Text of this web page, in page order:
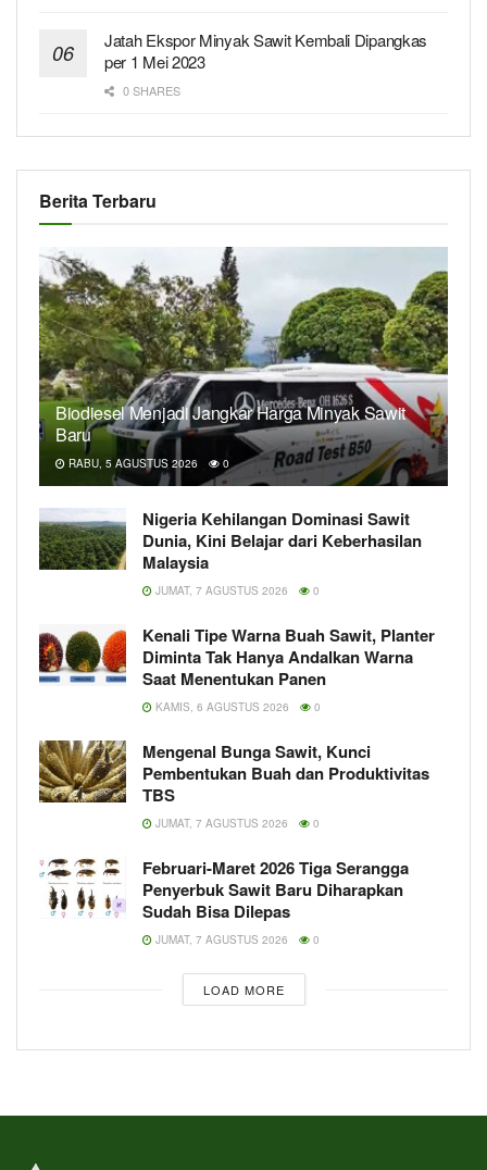
Jatah Ekspor Minyak Sawit Kembali Dipangkas
per 1 Mei 2023
0 SHARES
Berita Terbaru
Biodiesel Menjadi Jangkar Harga Minyak Sawit
Baru
RABU, 5 AGUSTUS 2026 0
Nigeria Kehilangan Dominasi Sawit
Dunia, Kini Belajar dari Keberhasilan
Malaysia
JUMAT, 7 AGUSTUS 2026 0
Kenali Tipe Warna Buah Sawit, Planter
Diminta Tak Hanya Andalkan Warna
Saat Menentukan Panen
KAMIS, 6 AGUSTUS 2026 0
Mengenal Bunga Sawit, Kunci
Pembentukan Buah dan Produktivitas
TBS
JUMAT, 7 AGUSTUS 2026 0
Februari-Maret 2026 Tiga Serangga
Penyerbuk Sawit Baru Diharapkan
Sudah Bisa Dilepas
JUMAT, 7 AGUSTUS 2026 0
LOAD MORE